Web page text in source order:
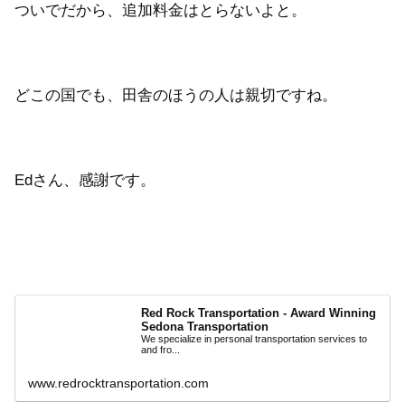
ついでだから、追加料金はとらないよと。
どこの国でも、田舎のほうの人は親切ですね。
Edさん、感謝です。
Red Rock Transportation - Award Winning
Sedona Transportation
We specialize in personal transportation services to
and fro...
www.redrocktransportation.com